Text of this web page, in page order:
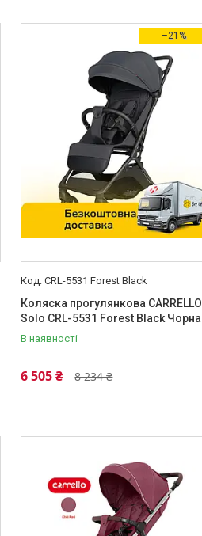
–21%
CRL-5531 Forest Black
Коляска прогулянкова CARRELLO
Solo CRL-5531 Forest Black Чорна
В наявності
8 234 ₴
6 505 ₴